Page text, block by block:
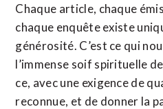
Chaque article, chaque
chaque enquête existe
générosité. C’est ce qui
l’immense soif spirituelle
ce, avec une exigence de
reconnue, et de donner la